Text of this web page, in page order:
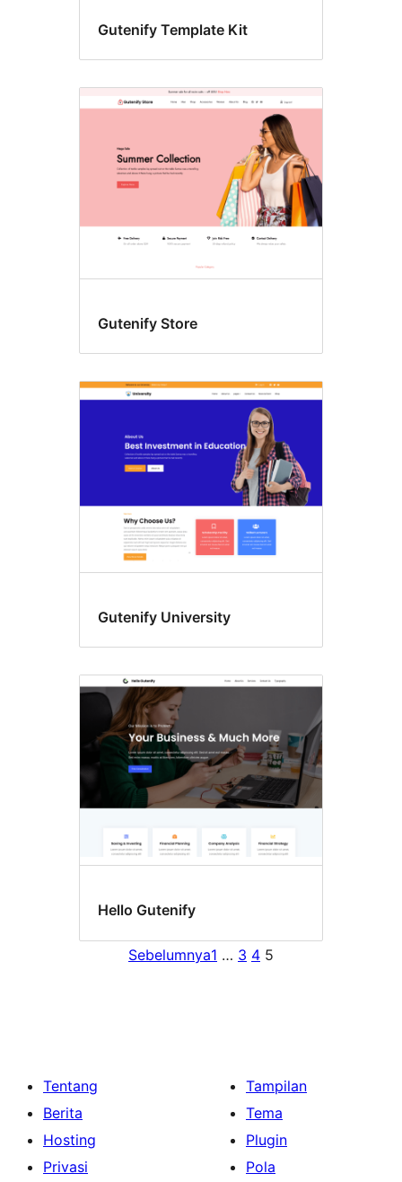
Gutenify Template Kit
Gutenify Store
Gutenify University
Hello Gutenify
Sebelumnya1 … 3 4 5
Tentang
Berita
Hosting
Privasi
Tampilan
Tema
Plugin
Pola